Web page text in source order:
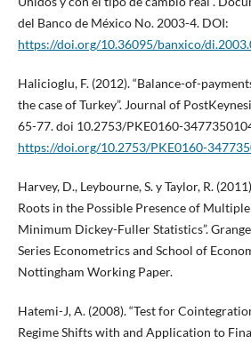
del Banco de México No. 2003-4. DOI:
https://doi.org/10.36095/banxico/
Halicioglu, F. (2012). “Balance-of-
the case of Turkey”. Journal of
65-77. doi 10.2753/PKE0160-
https://doi.org/10.2753/PKE0160-
Harvey, D., Leybourne, S. y Taylor, R.
Roots in the Possible Presence of
Minimum Dickey-Fuller Statistics”.
Series Econometrics and School of
Nottingham Working Paper.
Hatemi-J, A. (2008). “Test for
Regime Shifts with and Application to